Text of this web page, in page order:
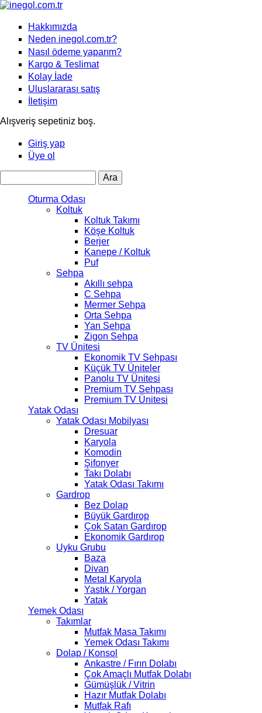
Hakkımızda
Neden inegol.com.tr?
Nasıl ödeme yaparım?
Kargo & Teslimat
Kolay İade
Uluslararası satış
İletişim
Alışveriş sepetiniz boş.
Giriş yap
Üye ol
Arama formu
Oturma Odası
Koltuk
Koltuk Takımı
Köşe Koltuk
Berjer
Kanepe / Koltuk
Puf
Sehpa
Akıllı sehpa
C Sehpa
Mermer Sehpa
Orta Sehpa
Yan Sehpa
Zigon Sehpa
TV Ünitesi
Ekonomik TV Sehpası
Küçük TV Üniteler
Panolu TV Ünitesi
Premium TV Sehpası
Premium TV Ünitesi
Yatak Odası
Yatak Odası Mobilyası
Dresuar
Karyola
Komodin
Şifonyer
Takı Dolabı
Yatak Odası Takımı
Gardrop
Bez Dolap
Büyük Gardırop
Çok Satan Gardırop
Ekonomik Gardırop
Uyku Grubu
Baza
Divan
Metal Karyola
Yastık / Yorgan
Yatak
Yemek Odası
Takımlar
Mutfak Masa Takımı
Yemek Odası Takımı
Dolap / Konsol
Ankastre / Fırın Dolabı
Çok Amaçlı Mutfak Dolabı
Gümüşlük / Vitrin
Hazır Mutfak Dolabı
Mutfak Rafı